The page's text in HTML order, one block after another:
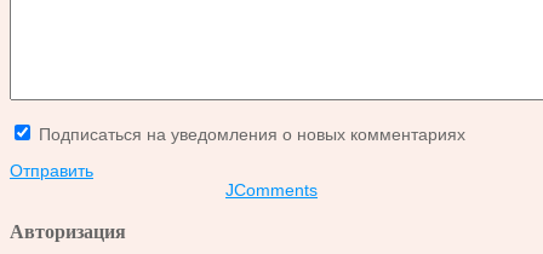
Подписаться на уведомления о новых комментариях
Отправить
JComments
Авторизация